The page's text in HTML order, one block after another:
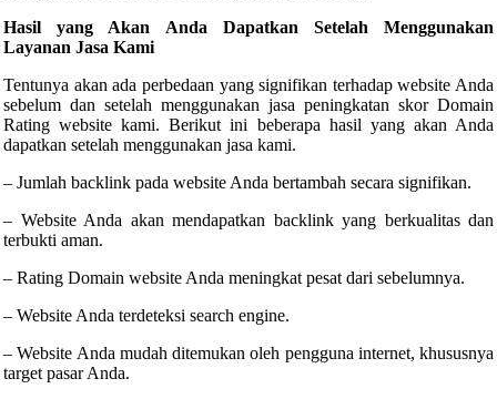
Hasil yang Akan Anda Dapatkan Setelah Menggunakan
Layanan Jasa Kami
Tentunya akan ada perbedaan yang signifikan terhadap website Anda
sebelum dan setelah menggunakan jasa peningkatan skor Domain
Rating website kami. Berikut ini beberapa hasil yang akan Anda
dapatkan setelah menggunakan jasa kami.
– Jumlah backlink pada website Anda bertambah secara signifikan.
– Website Anda akan mendapatkan backlink yang berkualitas dan
terbukti aman.
– Rating Domain website Anda meningkat pesat dari sebelumnya.
– Website Anda terdeteksi search engine.
– Website Anda mudah ditemukan oleh pengguna internet, khususnya
target pasar Anda.